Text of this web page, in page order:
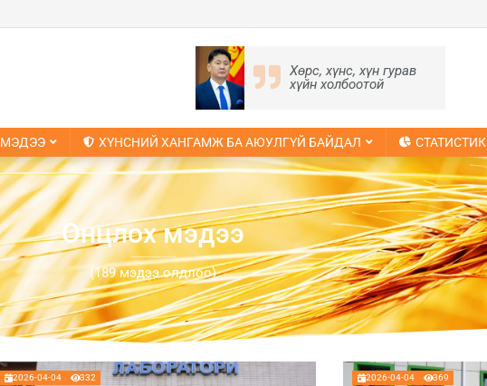
Хөрс, хүнс, хүн гурав
хүйн холбоотой
МЭДЭЭ ХҮНСНИЙ ХАНГАМЖ БА АЮУЛГҮЙ БАЙДАЛ СТАТИСТИК
Онцлох мэдээ
(189 мэдээ олдлоо)
2026-04-04 332 2026-04-04 369